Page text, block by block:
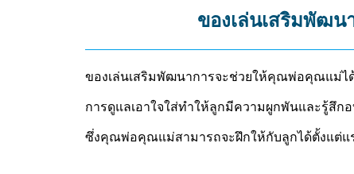
ของเล่นเสริมพัฒน
ของเล่นเสริมพัฒนาการจะช่วยให้คุณพ่อคุณแม่ไ
การดูแลเอาใจใส่ทำให้ลูกมีความผูกพันและรู้สึ
ซึ่งคุณพ่อคุณแม่สามารถจะฝึกให้กับลูกได้ตั้งแต่แร